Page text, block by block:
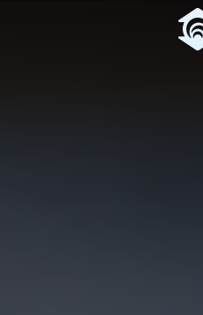
Pular para o Conteúdo principal